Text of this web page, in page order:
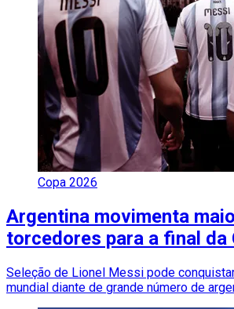
Copa 2026
Argentina movimenta
torcedores para a final da
Seleção de Lionel Messi pode
mundial diante de grande número de